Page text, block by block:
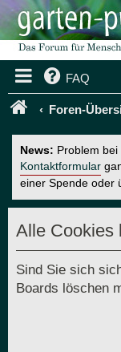
FAQ
Foren-
News: Problem
Kontaktformular
einer Spende oder
Alle Cookies
Sind Sie sich
Boards löschen